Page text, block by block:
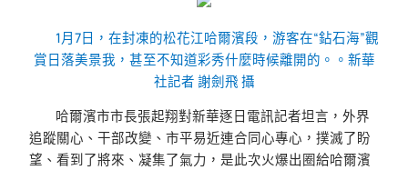
1月7日，在封凍的松花江哈爾濱段，游客在“鉆石海”觀
賞日落美景我，甚至不知道彩秀什麼時候離開的。。新華
社記者 謝劍飛 攝
哈爾濱市市長張起翔對新華逐日電訊記者坦言，外界
追蹤關心、干部改變、市平易近連合同心專心，撲滅了盼
望、看到了將來、凝集了氣力，是此次火爆出圈給哈爾濱